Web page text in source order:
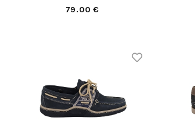
79.00 €